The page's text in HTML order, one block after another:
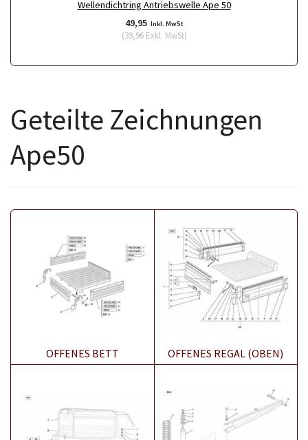
Wellendichtring Antriebswelle Ape 50
49,95 Inkl. MwSt
(39,96Exkl. MwSt)
Geteilte Zeichnungen
Ape50
OFFENES BETT OFFENES REGAL (OBEN)